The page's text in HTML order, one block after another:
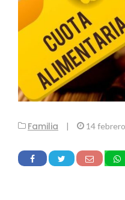
Familia | 14